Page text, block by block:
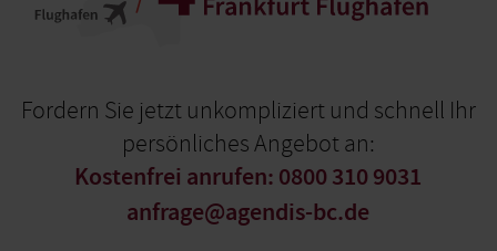
Fordern Sie jetzt unkompliziert und schnell Ihr
persönliches Angebot an:
Kostenfrei anrufen: 0800 310 9031
anfrage@agendis-bc.de